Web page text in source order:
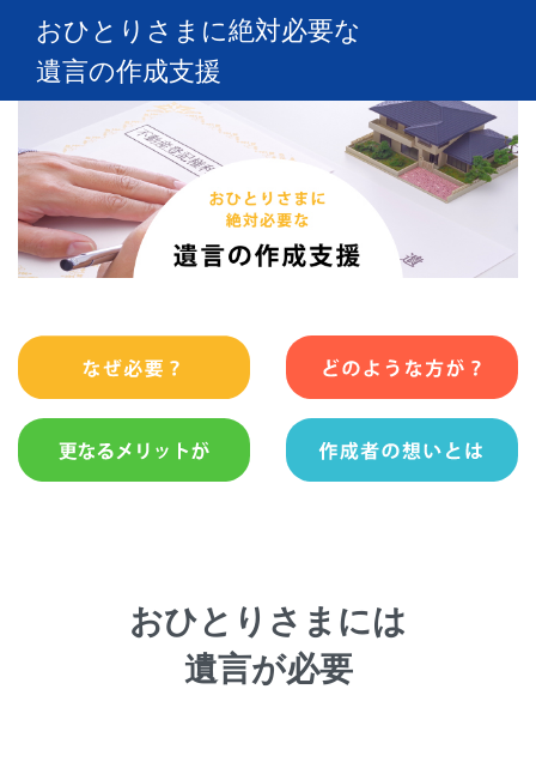
おひとりさまに絶対必要な
遺言の作成支援
おひとりさまには
遺言が必要